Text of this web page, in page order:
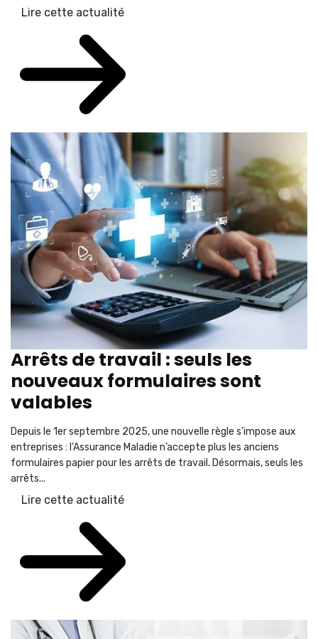
Lire cette actualité
Arrêts de travail : seuls les
nouveaux formulaires sont
valables
Depuis le 1er septembre 2025, une nouvelle règle s’impose aux
entreprises : l’Assurance Maladie n’accepte plus les anciens
formulaires papier pour les arrêts de travail. Désormais, seuls les
arrêts...
Lire cette actualité